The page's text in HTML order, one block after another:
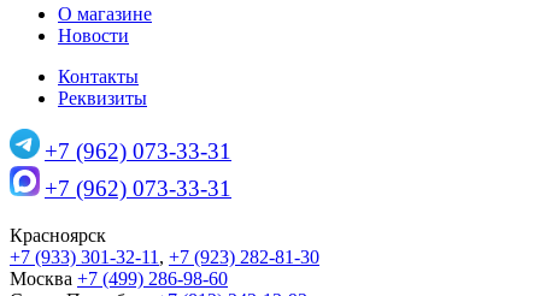
О магазине
Новости
Контакты
Реквизиты
+7 (962) 073-33-31
+7 (962) 073-33-31
Красноярск
+7 (933) 301-32-11 , +7 (923) 282-81-30
Москва +7 (499) 286-98-60